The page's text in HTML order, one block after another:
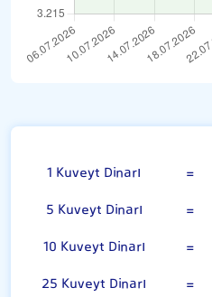
1 Kuveyt Dinarı =
5 Kuveyt Dinarı
=
10 Kuveyt Dinarı
=
25 Kuveyt Dinarı
=